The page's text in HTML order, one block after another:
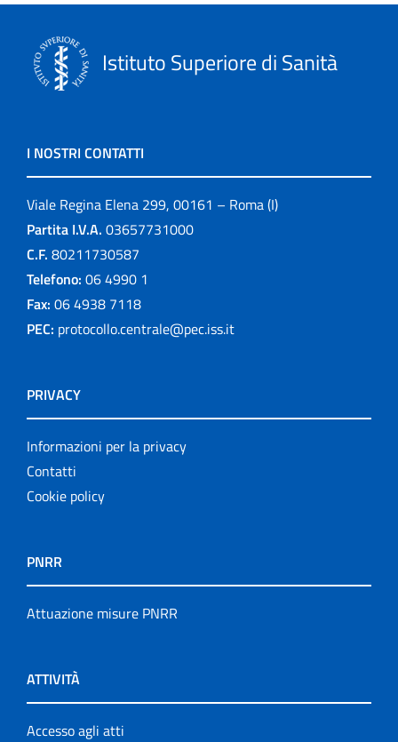
Istituto Superiore di Sanità
I NOSTRI CONTATTI
Viale Regina Elena 299, 00161 – Roma (I)
Partita I.V.A. 03657731000
C.F. 80211730587
Telefono: 06 4990 1
Fax: 06 4938 7118
PEC: protocollo.centrale@pec.iss.it
PRIVACY
Informazioni per la privacy
Contatti
Cookie policy
PNRR
Attuazione misure PNRR
ATTIVITÀ
Accesso agli atti